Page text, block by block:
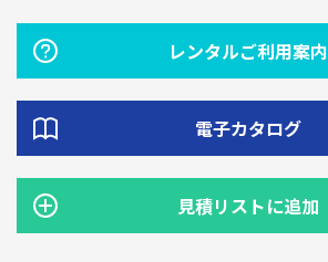
レンタルご利用案内
電子カタログ
見積リストに追加